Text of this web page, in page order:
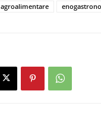
agroalimentare